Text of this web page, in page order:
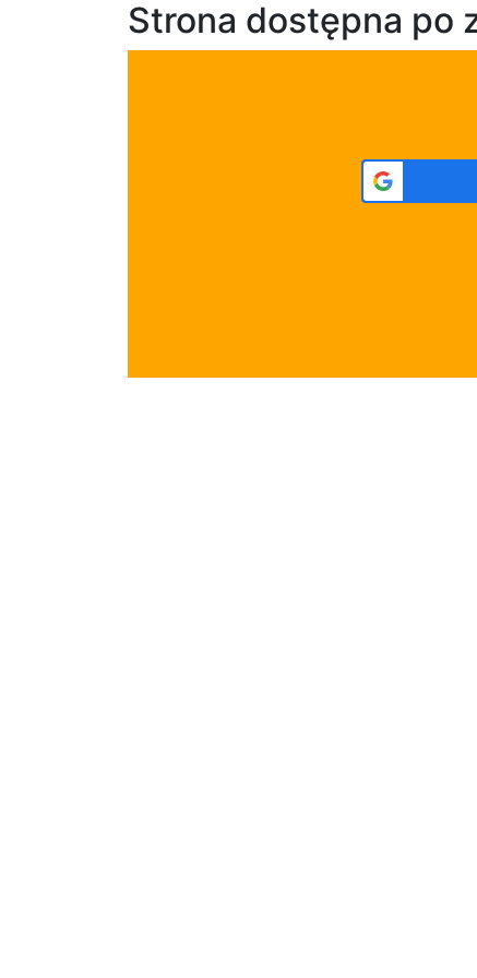
Strona dostępna po